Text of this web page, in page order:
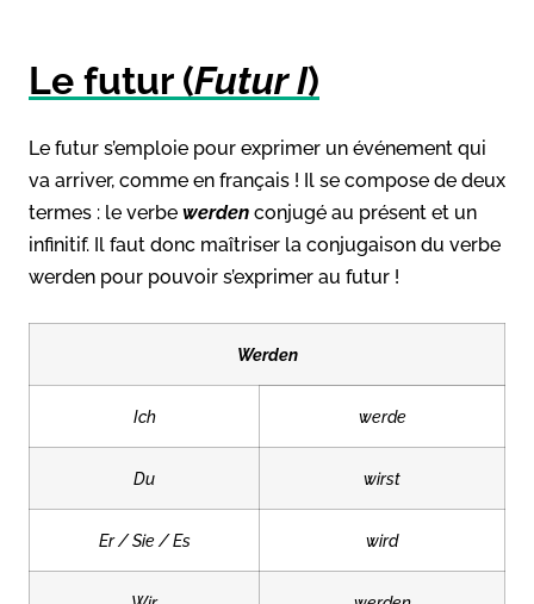
Le futur (Futur I)
Le futur s’emploie pour exprimer un événement qui
va arriver, comme en français ! Il se compose de deux
termes : le verbe werden conjugé au présent et un
infinitif. Il faut donc maîtriser la conjugaison du verbe
werden pour pouvoir s’exprimer au futur !
Werden
Ich werde
Du wirst
Er / Sie / Es wird